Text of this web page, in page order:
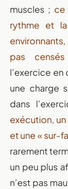
muscles ; ce
rythme et
pas censés
l’exercice
une charge
dans
exécution,
et une « sur-
rarement
un peu plus
n’est pas